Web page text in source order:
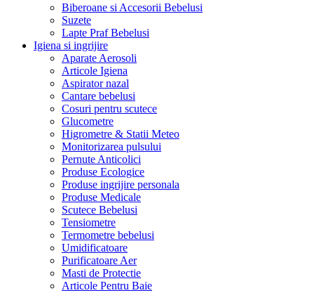
Biberoane si Accesorii Bebelusi
Suzete
Lapte Praf Bebelusi
Igiena si ingrijire
Aparate Aerosoli
Articole Igiena
Aspirator nazal
Cantare bebelusi
Cosuri pentru scutece
Glucometre
Higrometre & Statii Meteo
Monitorizarea pulsului
Pernute Anticolici
Produse Ecologice
Produse ingrijire personala
Produse Medicale
Scutece Bebelusi
Tensiometre
Termometre bebelusi
Umidificatoare
Purificatoare Aer
Masti de Protectie
Articole Pentru Baie